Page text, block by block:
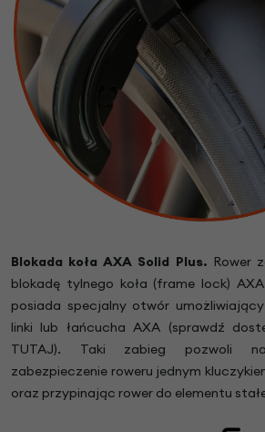
Blokada koła AXA Solid Plus. Rower
blokadę tylnego koła (frame lock)
posiada specjalny otwór
linki lub łańcucha AXA (sprawdź
TUTAJ). Taki zabieg pozwoli
zabezpieczenie roweru jednym
oraz przypinając rower do elementu